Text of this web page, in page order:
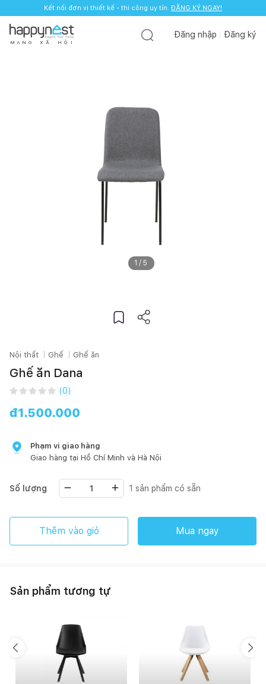
Kết nối đơn vị thiết kế - thi công uy tín. ĐĂNG KÝ NGAY!
M Ạ N G X Ã H Ộ I
Đăng nhập Đăng ký
1 / 5
Nội thất Ghế Ghế ăn
Ghế ăn Dana
(0)
đ1.500.000
Phạm vi giao hàng
Giao hàng tại Hồ Chí Minh và Hà Nội
Số lượng 1 sản phẩm có sẵn
Thêm vào giỏ Mua ngay
Sản phẩm tương tự